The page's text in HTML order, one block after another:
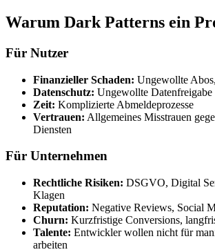
Warum Dark Patterns ein
Für Nutzer
Finanzieller Schaden: Ungewollte
Datenschutz: Ungewollte Datenfreigabe
Zeit: Komplizierte Abmeldeprozesse
Vertrauen: Allgemeines Misstrauen
Diensten
Für Unternehmen
Rechtliche Risiken: DSGVO, Digital
Klagen
Reputation: Negative Reviews, Social
Churn: Kurzfristige Conversions,
Talente: Entwickler wollen nicht für
arbeiten